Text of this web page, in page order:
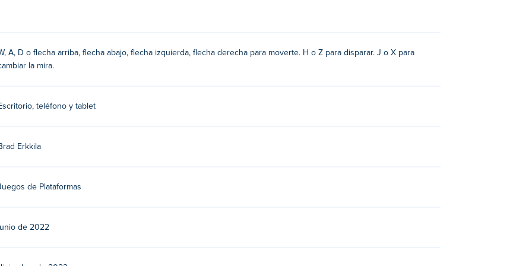
sus otros juegos de rompecabezas casuales y entretenidos en Poki: squish-machine-2,
móviles y computadoras de escritorio?
A, D o flecha arriba, flecha abajo, flecha izquierda, flecha derecha para moverte. H o Z para disparar. J o X para
la mira.
teléfono y tablet
Erkkila
de Plataformas
de 2022